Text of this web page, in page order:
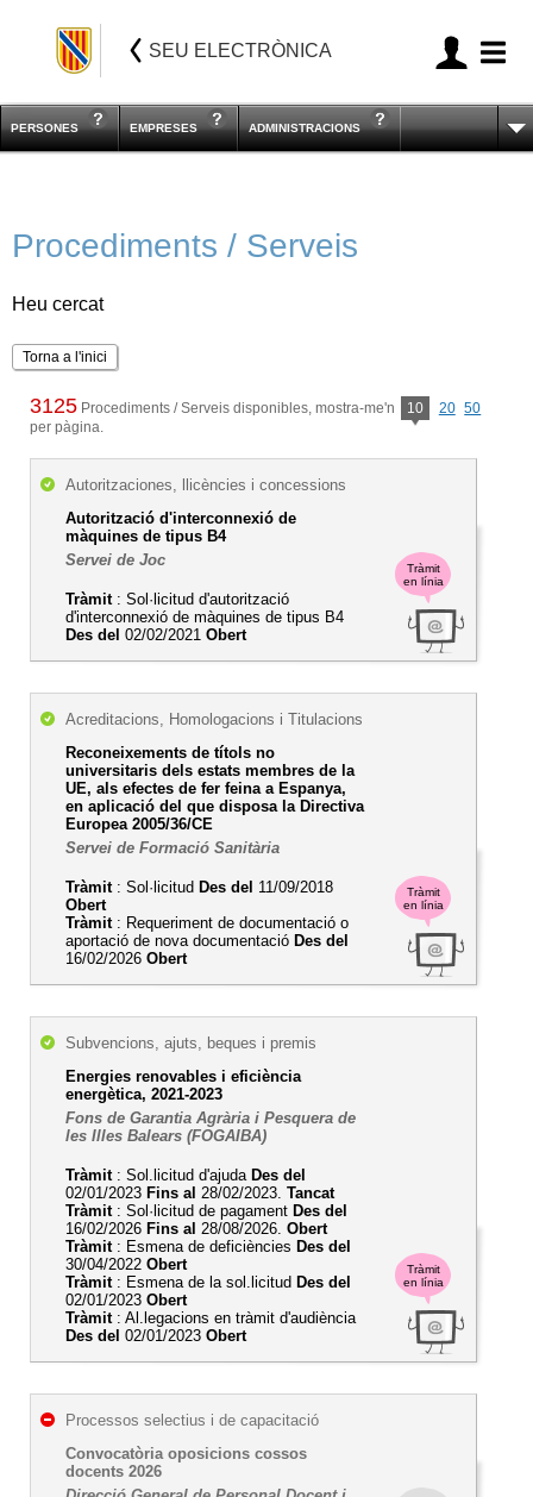
SEU ELECTRÒNICA
PERSONES EMPRESES ADMINISTRACIONS
Procediments / Serveis
Heu cercat
Torna a l'inici
3125 Procediments / Serveis disponibles, mostra-me'n 10 20 50
per pàgina.
Tràmit
en línia
Autoritzaciones, llicències i concessions
Autorització d'interconnexió de
màquines de tipus B4
Servei de Joc
Tràmit: Sol·licitud d'autorització
d'interconnexió de màquines de tipus B4
Des del 02/02/2021 Obert
Tràmit
en línia
Acreditacions, Homologacions i Titulacions
Reconeixements de títols no
universitaris dels estats membres de la
UE, als efectes de fer feina a Espanya,
en aplicació del que disposa la Directiva
Europea 2005/36/CE
Servei de Formació Sanitària
Tràmit: Sol·licitud Des del 11/09/2018
Obert
Tràmit: Requeriment de documentació o
aportació de nova documentació Des del
16/02/2026 Obert
Tràmit
en línia
Subvencions, ajuts, beques i premis
Energies renovables i eficiència
energètica, 2021-2023
Fons de Garantia Agrària i Pesquera de
les Illes Balears (FOGAIBA)
Tràmit: Sol.licitud d'ajuda Des del
02/01/2023 Fins al 28/02/2023. Tancat
Tràmit: Sol·licitud de pagament Des del
16/02/2026 Fins al 28/08/2026. Obert
Tràmit: Esmena de deficiències Des del
30/04/2022 Obert
Tràmit: Esmena de la sol.licitud Des del
02/01/2023 Obert
Tràmit: Al.legacions en tràmit d'audiència
Des del 02/01/2023 Obert
Processos selectius i de capacitació
Convocatòria oposicions cossos
docents 2026